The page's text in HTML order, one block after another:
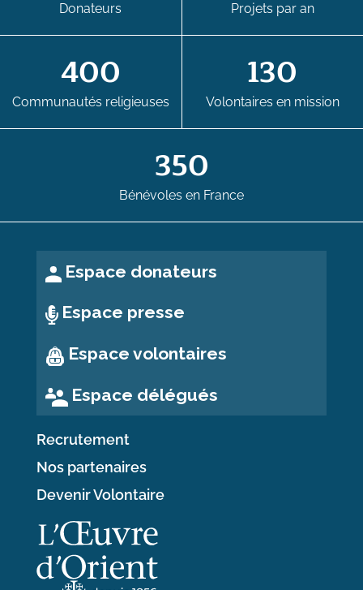
Donateurs Projets par an
400
Communautés religieuses
130
Volontaires en mission
350
Bénévoles en France
Espace donateurs
Espace presse
Espace volontaires
Espace délégués
Recrutement
Nos partenaires
Devenir Volontaire